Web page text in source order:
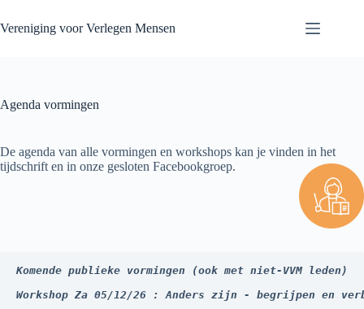
to
content
Vereniging voor Verlegen Mensen
Agenda vormingen
De agenda van alle vormingen en workshops kan je vinden in het
tijdschrift en in onze gesloten Facebookgroep.
Komende publieke vormingen (ook met niet-VVM leden)
Workshop Za 05/12/26 : Anders zijn - begrijpen en